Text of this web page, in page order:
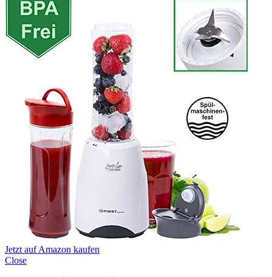
Jetzt auf Amazon kaufen
Close